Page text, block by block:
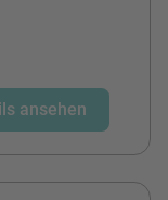
ansehen